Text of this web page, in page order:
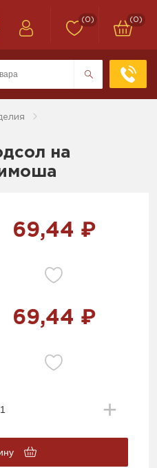
(0) (0)
на
69,44 ₽
69,44 ₽